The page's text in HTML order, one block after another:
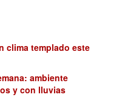
clima templado este
ambiente
y con lluvias